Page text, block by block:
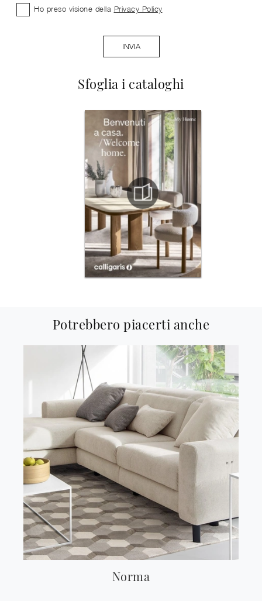
Sfoglia i cataloghi
Ho preso visione della Privacy Policy
INVIA
Potrebbero piacerti anche
Norma